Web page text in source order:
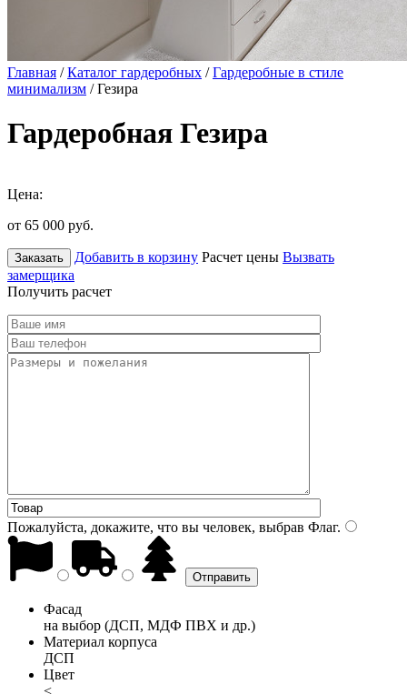
Главная /Каталог гардеробных /Гардеробные в стиле
минимализм / Гезира
Гардеробная Гезира
Цена:
от 65 000 руб.
Заказать Добавить в корзину Расчет цены Вызвать
замерщика
Получить расчет
Пожалуйста, докажите, что вы человек, выбрав Флаг.
Фасад
на выбор (ДСП, МДФ ПВХ и др.)
Материал корпуса
ДСП
Цвет
<